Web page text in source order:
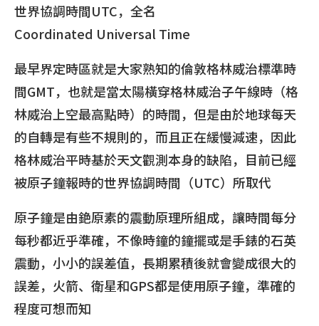
世界協調時間UTC，全名
Coordinated Universal Time
最早界定時區就是大家熟知的倫敦格林威治標準時
間GMT，也就是當太陽橫穿格林威治子午線時（格
林威治上空最高點時）的時間，但是由於地球每天
的自轉是有些不規則的，而且正在緩慢減速，因此
格林威治平時基於天文觀測本身的缺陷，目前已經
被原子鐘報時的世界協調時間（UTC）所取代
原子鐘是由銫原素的震動原理所組成，讓時間每分
每秒都近乎準確，不像時鐘的鐘擺或是手錶的石英
震動，小小的誤差值，長期累積後就會變成很大的
誤差，火箭、衛星和GPS都是使用原子鐘，準確的
程度可想而知